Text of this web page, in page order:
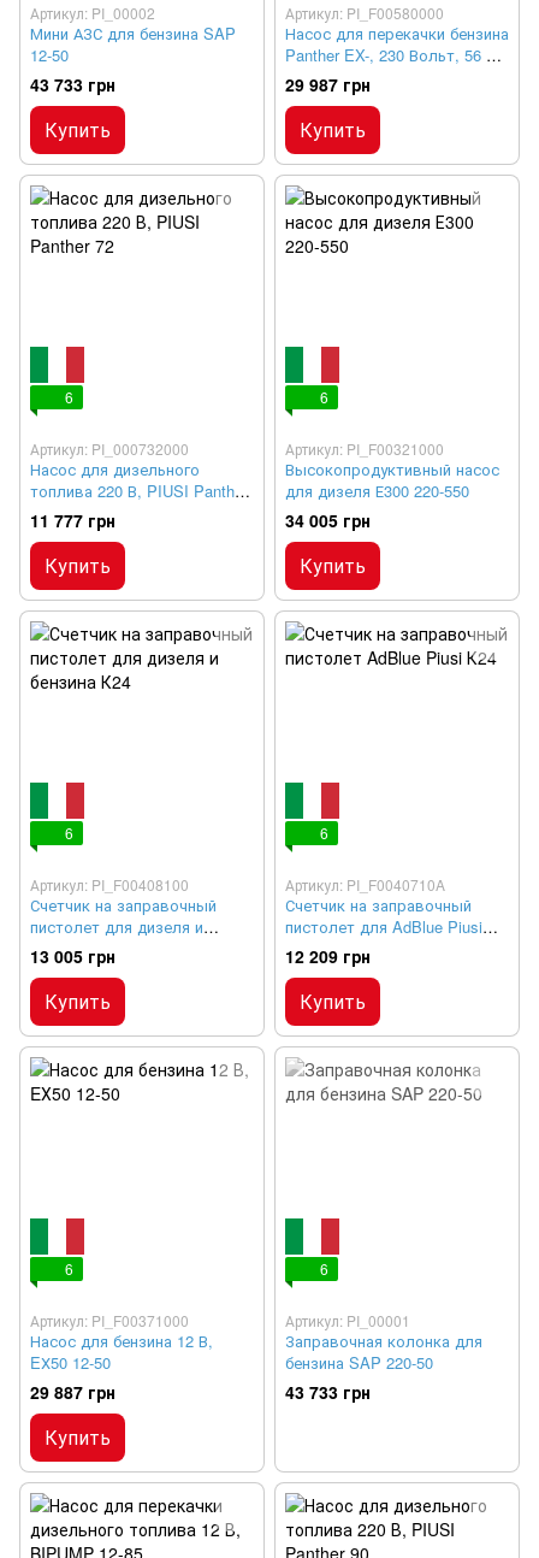
Артикул: PI_00002
Мини АЗС для бензина SAP
12-50
43 733 грн
Купить
Артикул: PI_F00580000
Насос для перекачки бензина
Panther EX-, 230 Вольт, 56 л/
хв. ATEX
29 987 грн
Купить
6
Артикул: PI_000732000
Насос для дизельного
топлива 220 В, PIUSI Panther
72
11 777 грн
Купить
6
Артикул: PI_F00321000
Высокопродуктивный насос
для дизеля Е300 220-550
34 005 грн
Купить
6
Артикул: PI_F00408100
Счетчик на заправочный
пистолет для дизеля и
бензина К24
13 005 грн
Купить
6
Артикул: PI_F0040710A
Счетчик на заправочный
пистолет для AdBlue Piusi
К24
12 209 грн
Купить
6
Артикул: PI_F00371000
Насос для бензина 12 В,
EХ50 12-50
29 887 грн
Купить
6
Артикул: PI_00001
Заправочная колонка для
бензина SAP 220-50
43 733 грн